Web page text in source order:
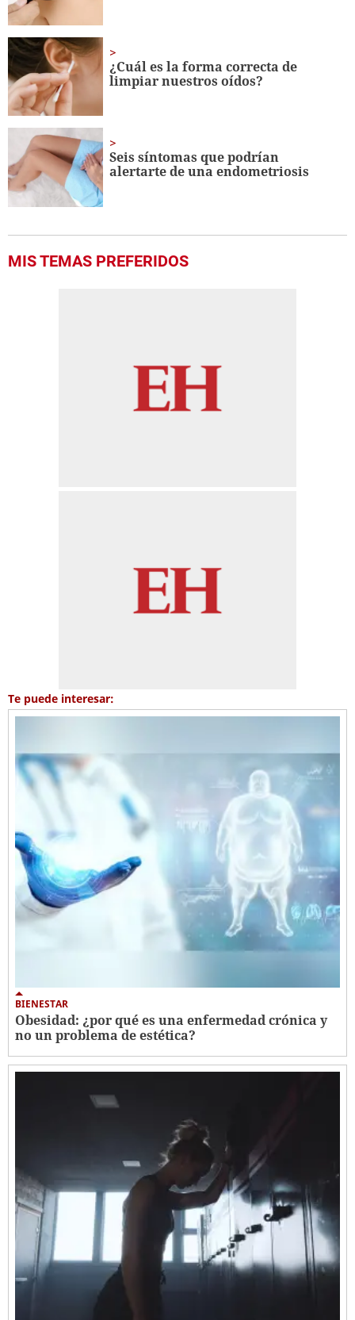
¿Cuál es la forma correcta de
limpiar nuestros oídos?
Seis síntomas que podrían
alertarte de una endometriosis
MIS TEMAS PREFERIDOS
Te puede interesar:
BIENESTAR
Obesidad: ¿por qué es una enfermedad crónica y
no un problema de estética?